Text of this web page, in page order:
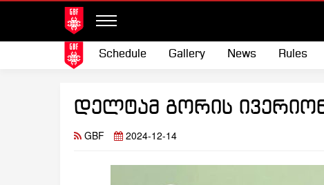
Schedule Gallery News Rules
დელტამ გორის
GBF 2024-12-14